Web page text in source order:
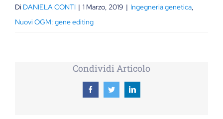
Di DANIELA CONTI | 1 Marzo, 2019 | Ingegneria genetica,
Nuovi OGM: gene editing
Condividi Articolo
FacebookTwitterLinkedIn